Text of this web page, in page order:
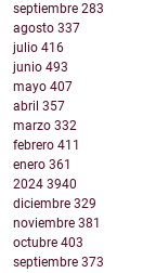
septiembre 283
agosto 337
julio 416
junio 493
mayo 407
abril 357
marzo 332
febrero 411
enero 361
2024 3940
diciembre 329
noviembre 381
octubre 403
septiembre 373